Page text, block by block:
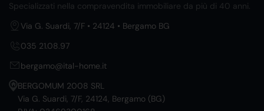
Specializzati nella compravendita immobiliare da più di 40 anni.
Via G. Suardi, 7/F • 24124 • Bergamo BG
035 21.08.97
bergamo@ital-home.it
BERGOMUM 2008 SRL
Via G. Suardi, 7/F, 24124, Bergamo (BG)